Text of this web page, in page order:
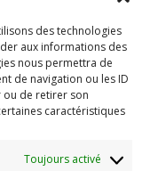
des technologies
aux informations des
nous permettra de
de navigation ou les ID
ou de retirer son
caractéristiques
Toujours activé